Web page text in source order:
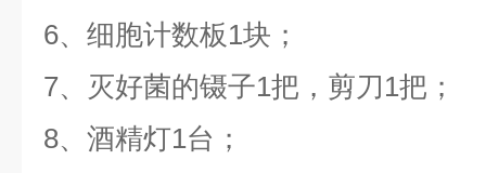
6、细胞计数板1块；
7、灭好菌的镊子1把，剪刀1把；
8、酒精灯1台；